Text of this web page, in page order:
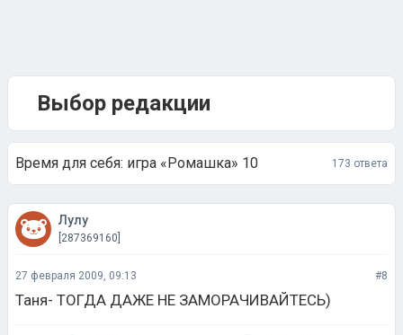
Выбор редакции
Время для себя: игра «Ромашка» 10 173 ответа
Лулу
[287369160]
27 февраля 2009, 09:13 #8
Таня- ТОГДА ДАЖЕ НЕ ЗАМОРАЧИВАЙТЕСЬ)